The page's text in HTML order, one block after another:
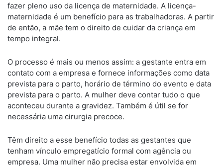
fazer pleno uso da licença de maternidade. A licença-
maternidade é um benefício para as trabalhadoras. A partir
de então, a mãe tem o direito de cuidar da criança em
tempo integral.
O processo é mais ou menos assim: a gestante entra em
contato com a empresa e fornece informações como data
prevista para o parto, horário de término do evento e data
prevista para o parto. A mulher deve contar tudo o que
aconteceu durante a gravidez. Também é útil se for
necessária uma cirurgia precoce.
Têm direito a esse benefício todas as gestantes que
tenham vínculo empregatício formal com agência ou
empresa. Uma mulher não precisa estar envolvida em